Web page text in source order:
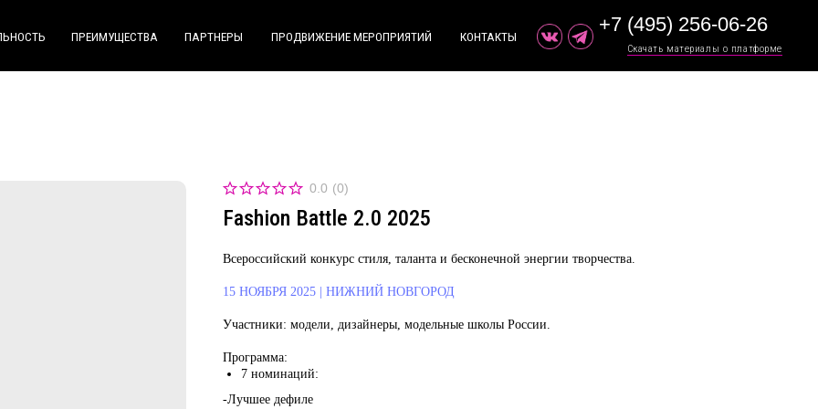
ПРЕИМУЩЕСТВА ПАРТНЕРЫ КОНТАКТЫ
ПРОДВИЖЕНИЕ МЕРОПРИЯТИЙ
+ ДОБАВИТЬ МЕРОПРИЯТИЕ
Скачать материалы о платформе
ПРЕИМУЩЕСТВА ПАРТНЕРЫ КОНТАКТЫ
ПРОДВИЖЕНИЕ МЕРОПРИЯТИЙ
+7 (495) 256-06-26
Скачать материалы о платформе
0.0 (0)
Fashion Battle 2.0 2025
Всероссийский конкурс стиля, таланта и бесконечной энергии творчества.
15 НОЯБРЯ 2025 | НИЖНИЙ НОВГОРОД
Участники: модели, дизайнеры, модельные школы России.
Программа:
7 номинаций:
-Лучшее дефиле